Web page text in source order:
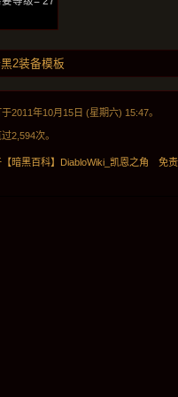
2装备模板
2011年10月15日 (星期六) 15:47。
2,594次。
暗黑百科】DiabloWiki_凯恩之角 免